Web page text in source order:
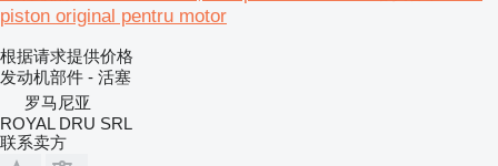
piston original pentru motor
根据请求提供价格
发动机部件 - 活塞
罗马尼亚
ROYAL DRU SRL
联系卖方